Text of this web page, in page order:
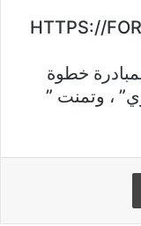
HTTPS://
خطوة
، وتمنت ”
طباعة